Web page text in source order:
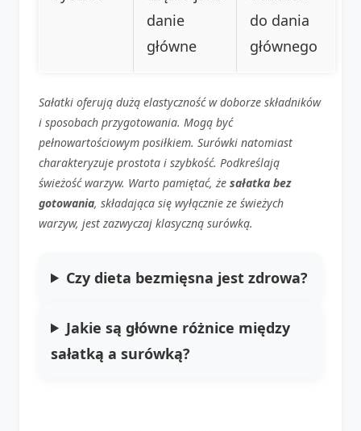
danie
główne
do dania
głównego
Sałatki oferują dużą elastyczność w doborze składników
i sposobach przygotowania. Mogą być
pełnowartościowym posiłkiem. Surówki natomiast
charakteryzuje prostota i szybkość. Podkreślają
świeżość warzyw. Warto pamiętać, że sałatka bez
gotowania, składająca się wyłącznie ze świeżych
warzyw, jest zazwyczaj klasyczną surówką.
Czy dieta bezmięsna jest zdrowa?
Jakie są główne różnice między
sałatką a surówką?